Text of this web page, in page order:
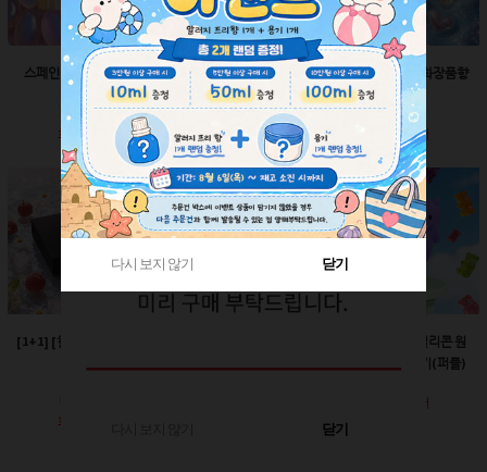
스페인산 향료-향수향
2ml
회원공개
스페인산 향료-비누향
2ml
회원공개
스페인산 향료-화장품향
2ml
회원공개
[1+1] [한정판매]매트블
회원공개
60ml-몬스터 실리콘 원
터치캡 튜브용기(퍼플)
회원공개
다시 보지 않기 닫기
다시 보지 않기 닫기
닫기